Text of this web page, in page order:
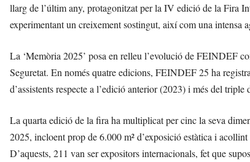
llarg de l’últim any, protagonitzat per la IV edició de la Fira
experimentant un creixement sostingut, així com una intensa
La ‘Memòria 2025’ posa en relleu l’evolució de FEINDEF
Seguretat. En només quatre edicions, FEINDEF 25 ha
d’assistents respecte a l’edició anterior (2023) i més del
La quarta edició de la fira ha multiplicat per cinc la seva
2025, incloent prop de 6.000 m² d’exposició estàtica i
D’aquests, 211 van ser expositors internacionals, fet que